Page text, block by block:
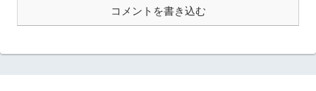
コメントを書き込む